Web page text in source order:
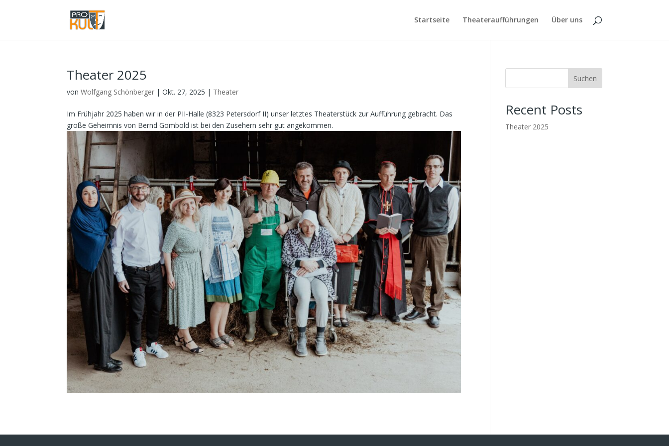
Startseite Theateraufführungen Über uns
Theater 2025
vonWolfgang Schönberger |Okt. 27, 2025 | Theater
Im Frühjahr 2025 haben wir in der PII-Halle (8323 Petersdorf II) unser letztes Theaterstück zur Aufführung gebracht. Das
große Geheimnis von Bernd Gombold ist bei den Zusehern sehr gut angekommen.
Suchen
Recent Posts
Theater 2025